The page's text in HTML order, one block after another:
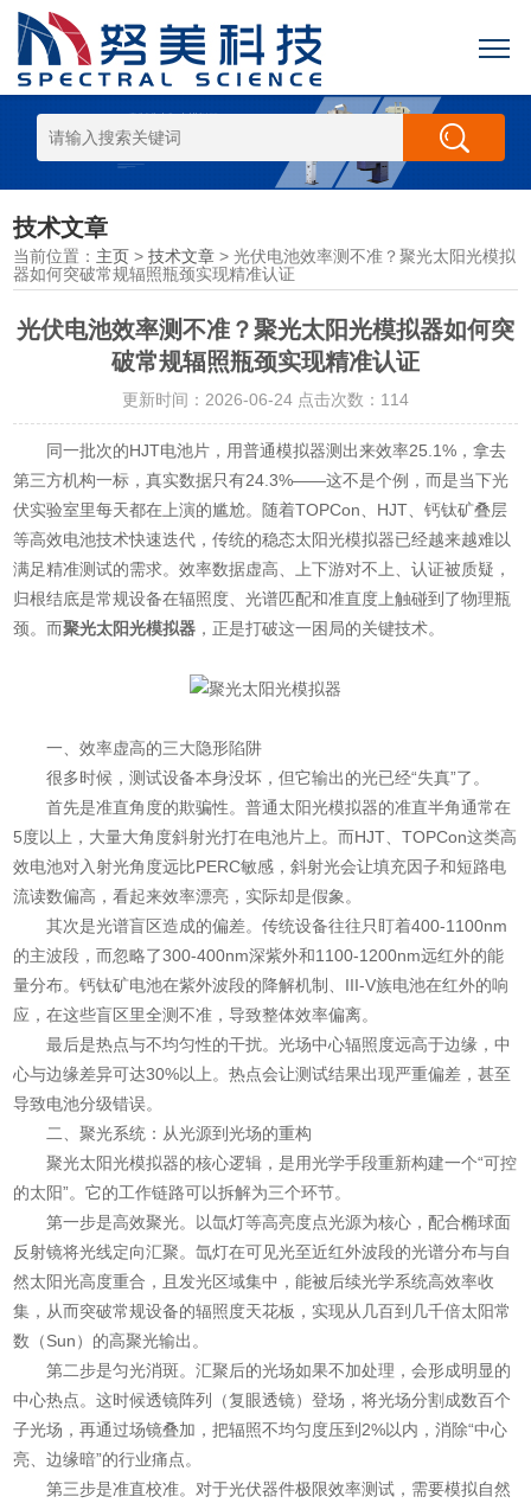
技术文章
当前位置： 主页 >技术文章 > 光伏电池效率测不准？聚光太阳光模拟
器如何突破常规辐照瓶颈实现精准认证
光伏电池效率测不准？聚光太阳光模拟器如何突
破常规辐照瓶颈实现精准认证
更新时间：2026-06-24 点击次数：114
同一批次的HJT电池片，用普通模拟器测出来效率25.1%，拿去
第三方机构一标，真实数据只有24.3%——这不是个例，而是当下光
伏实验室里每天都在上演的尴尬。随着TOPCon、HJT、钙钛矿叠层
等高效电池技术快速迭代，传统的稳态太阳光模拟器已经越来越难以
满足精准测试的需求。效率数据虚高、上下游对不上、认证被质疑，
归根结底是常规设备在辐照度、光谱匹配和准直度上触碰到了物理瓶
颈。而聚光太阳光模拟器 ，正是打破这一困局的关键技术。
一、效率虚高的三大隐形陷阱
很多时候，测试设备本身没坏，但它输出的光已经“失真”了。
首先是准直角度的欺骗性。​普通太阳光模拟器的准直半角通常在
5度以上，大量大角度斜射光打在电池片上。而HJT、TOPCon这类高
效电池对入射光角度远比PERC敏感，斜射光会让填充因子和短路电
流读数偏高，看起来效率漂亮，实际却是假象。
其次是光谱盲区造成的偏差。​传统设备往往只盯着400-1100nm
的主波段，而忽略了300-400nm深紫外和1100-1200nm远红外的能
量分布。钙钛矿电池在紫外波段的降解机制、III-V族电池在红外的响
应，在这些盲区里全测不准，导致整体效率偏离。
最后是热点与不均匀性的干扰。​光场中心辐照度远高于边缘，中
心与边缘差异可达30%以上。热点会让测试结果出现严重偏差，甚至
导致电池分级错误。
二、聚光系统：从光源到光场的重构
聚光太阳光模拟器的核心逻辑，是用光学手段重新构建一个“可控
的太阳”。它的工作链路可以拆解为三个环节。
第一步是高效聚光。​以氙灯等高亮度点光源为核心，配合椭球面
反射镜将光线定向汇聚。氙灯在可见光至近红外波段的光谱分布与自
然太阳光高度重合，且发光区域集中，能被后续光学系统高效率收
集，从而突破常规设备的辐照度天花板，实现从几百到几千倍太阳常
数（Sun）的高聚光输出。
第二步是匀光消斑。​汇聚后的光场如果不加处理，会形成明显的
中心热点。这时候透镜阵列（复眼透镜）登场，将光场分割成数百个
子光场，再通过场镜叠加，把辐照不均匀度压到2%以内，消除“中心
亮、边缘暗”的行业痛点。
第三步是准直校准。​对于光伏器件极限效率测试，需要模拟自然